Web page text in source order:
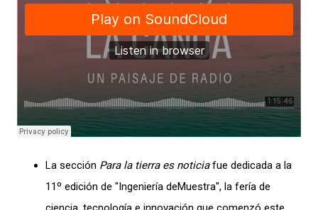
La sección Para la tierra es noticiafue dedicada a la
11º edición de "Ingeniería deMuestra", la fería de